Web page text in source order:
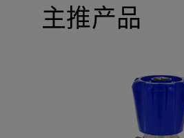
主推产品